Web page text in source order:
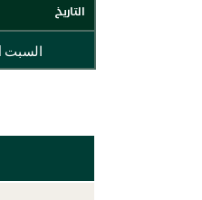
التاريخ
السبت 21 أكتوبر 2023